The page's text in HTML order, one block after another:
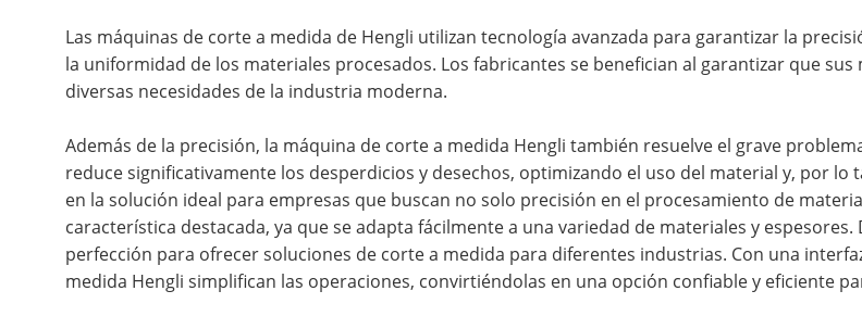
Las máquinas de corte a medida de Hengli utilizan tecnología avanzada para garantizar la
la uniformidad de los materiales procesados. Los fabricantes se benefician al garantizar que
diversas necesidades de la industria moderna.
Además de la precisión, la máquina de corte a medida Hengli también resuelve el grave
reduce significativamente los desperdicios y desechos, optimizando el uso del material y, por
en la solución ideal para empresas que buscan no solo precisión en el procesamiento de
característica destacada, ya que se adapta fácilmente a una variedad de materiales y
perfección para ofrecer soluciones de corte a medida para diferentes industrias. Con una
medida Hengli simplifican las operaciones, convirtiéndolas en una opción confiable y eficiente